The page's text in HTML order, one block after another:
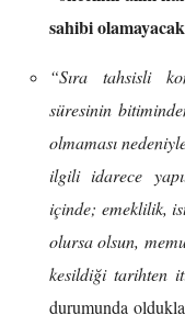
sahibi
“Sıra tahsisli
süresinin
olmaması
ilgili idarece
içinde; emeklilik,
olursa olsun,
kesildiği tarihten
durumunda